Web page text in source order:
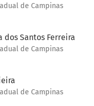
de Campinas
dos Santos Ferreira
de Campinas
de Campinas